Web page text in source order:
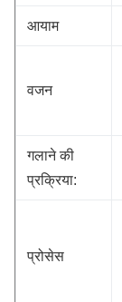
आयाम
वजन
गलाने की
प्रक्रिया:
प्रोसेस